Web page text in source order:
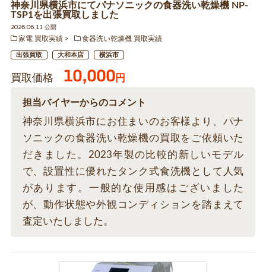
神奈川県横浜市にてパナソニックの食器洗い乾燥機 NP-
TSP1を出張買取しました
2026.06.11 公開
家電 買取実績
食器洗い乾燥機 買取実績
出張買取 大和本店 横浜市
買取価格 10,000円
担当バイヤーからのコメント
神奈川県横浜市にお住まいのお客様より、パナ
ソニックの食器洗い乾燥機の買取をご依頼いた
だきました。2023年製の比較的新しいモデル
で、設置性に優れたタンク式食洗機として人気
があります。一般的な使用感はございました
が、動作状態や外観コンディションを踏まえて
査定いたしました。